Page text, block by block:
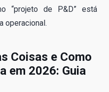
“projeto de P&D” está
operacional.
Coisas e Como
em 2026: Guia